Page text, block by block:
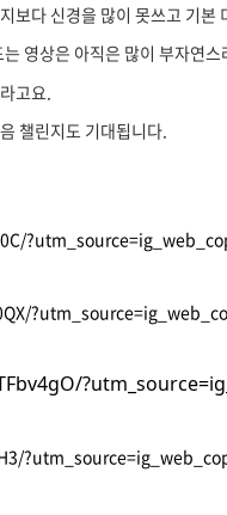
다 신경을 많이 못쓰고 기본
영상은 아직은 많이 부자연
고요.
챌린지도 기대됩니다.